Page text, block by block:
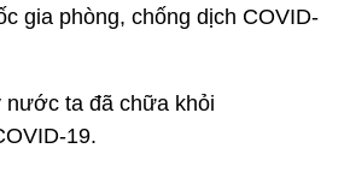
gia phòng, chống dịch COVID-
nước ta đã chữa khỏi
19.